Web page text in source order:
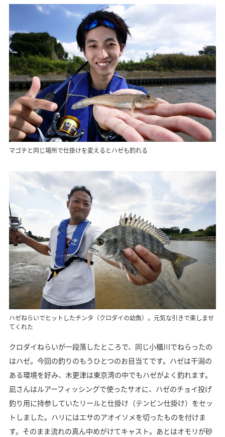
マゴチと同じ場所で仕掛けを変えるとハゼも釣れる
ハゼねらいでヒットしたチンタ（クロダイの幼魚）。元気な引きで楽しませ
てくれた
クロダイねらいが一段落したところで、同じ小櫃川でねらったの
はハゼ。今回の釣りのもうひとつのお目当てです。ハゼは干潟の
ある環境を好み、木更津は東京湾の中でもハゼがよく釣れます。
凪さんはルアーフィッシングで使ったサオに、ハゼのチョイ投げ
釣り用に持参していたリールと仕掛け（テンビン仕掛け）をセッ
トしました。ハリにはエサのアオイソメを切ったものを付けま
す。そのまま流れの真ん中めがけてキャスト。あとはオモリが砂